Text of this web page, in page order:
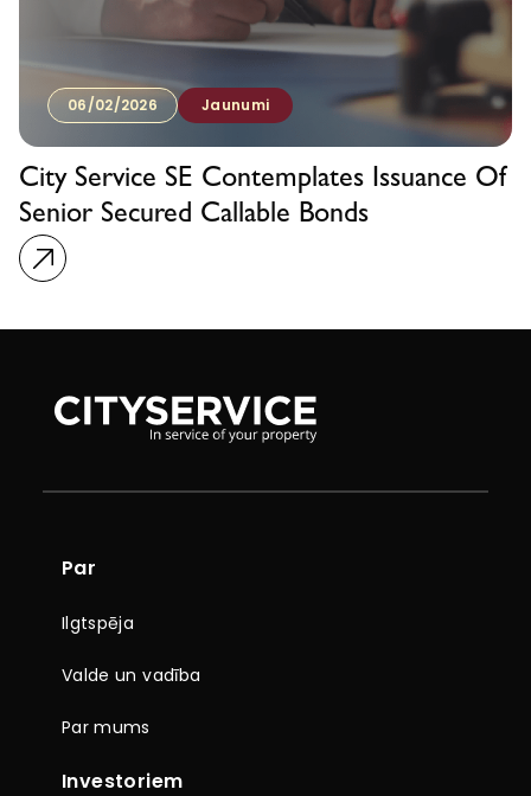
06/02/2026 Jaunumi
City Service SE Contemplates Issuance Of
Senior Secured Callable Bonds
Par
Ilgtspēja
Valde un vadība
Par mums
Investoriem